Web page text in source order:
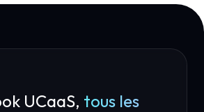
UCaaS, tous les